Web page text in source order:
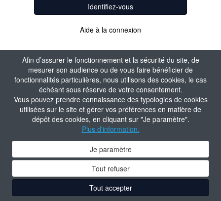
Afin d’assurer le fonctionnement et la sécurité du site, de
mesurer son audience ou de vous faire bénéficier de
fonctionnalités particulières, nous utilisons des cookies, le cas
échéant sous réserve de votre consentement.
Vous pouvez prendre connaissance des typologies de cookies
utilisées sur le site et gérer vos préférences en matière de
dépôt des cookies, en cliquant sur "Je paramètre".
Plus d'information.
Je paramètre
Tout refuser
Tout accepter
Identifiez-vous
Aide à la connexion